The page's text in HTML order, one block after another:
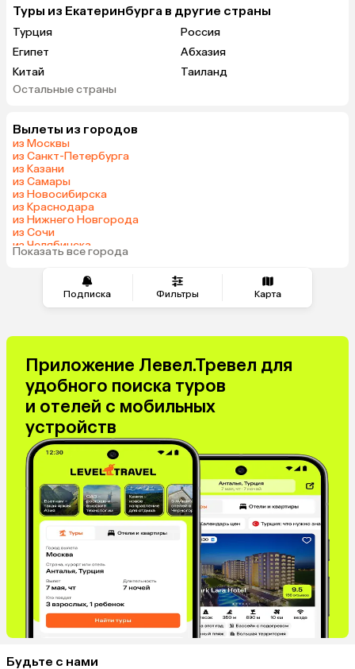
Подписка Фильтры Карта
Туры из Екатеринбурга в другие страны
Турция
Россия
Египет
Абхазия
Китай
Таиланд
Вьетнам
Беларусь
Шри-Ланка
Азербайджан
Индия
Катар
Гонконг
Таджикистан
Остальные страны
Вылеты из городов
из Москвы
из Санкт-Петербурга
из Казани
из Самары
из Новосибирска
из Краснодара
из Нижнего Новгорода
из Сочи
из Челябинска
из Тюмени
Показать все города
Приложение Левел.Тревел для
удобного поиска туров
и отелей с мобильных
устройств
Будьте с нами